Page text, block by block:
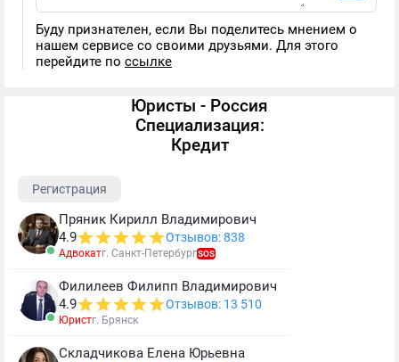
Буду признателен, если Вы поделитесь мнением о
нашем сервисе со своими друзьями. Для этого
перейдите по ссылке
Юристы - Россия
Специализация:
Кредит
Регистрация
Пряник Кирилл Владимирович
4.9
Отзывов: 838
Адвокатг. Санкт-ПетербургSOS
Филилеев Филипп Владимирович
4.9
Отзывов: 13 510
Юристг. Брянск
Складчикова Елена Юрьевна